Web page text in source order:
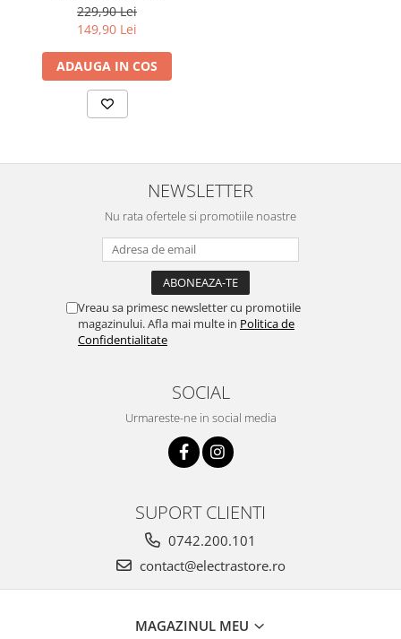
229,90 Lei
149,90 Lei
ADAUGA IN COS
NEWSLETTER
Nu rata ofertele si promotiile noastre
Vreau sa primesc newsletter cu promotiile
magazinului. Afla mai multe in Politica de
Confidentialitate
SOCIAL
Urmareste-ne in social media
SUPORT CLIENTI
0742.200.101
contact@electrastore.ro
MAGAZINUL MEU